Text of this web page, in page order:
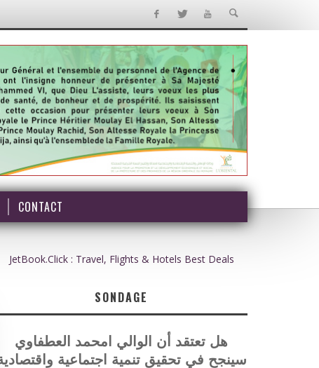
CONTACT
JetBook.Click : Travel, Flights & Hotels Best Deals
SONDAGE
هل تعتقد أن الوالي امحمد العطفاوي
سينجح في تحقيق تنمية اجتماعية